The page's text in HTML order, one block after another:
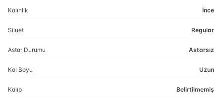
Kalınlık İnce
Siluet Regular
Astar Durumu Astarsız
Kol Boyu Uzun
Kalıp Belirtilmemiş